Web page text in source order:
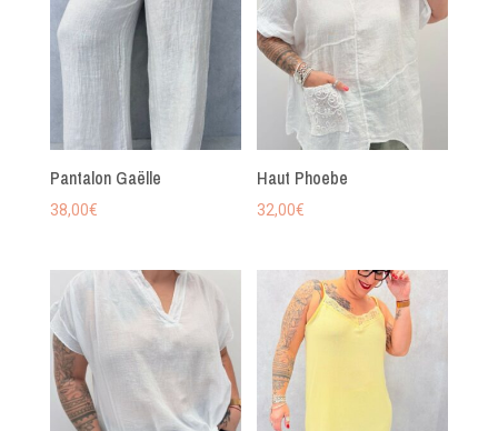
Pantalon Gaëlle
38,00€
Haut Phoebe
32,00€